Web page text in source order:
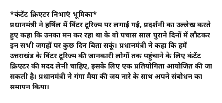
*कंटेंट क्रिएटर निभाएं भूमिका*
प्रधानमंत्री ने हर्षिल में विंटर टूरिज्म पर लगाई गई, प्रदर्शनी का उल्लेख करते
हुए कहा कि उनका मन कर रहा था के वो पचास साल पुराने दिनों में लौटकर
इन सभी जगहों पर कुछ दिन बिता सकूं। प्रधानमंत्री ने कहा कि हमें
उत्तराखंड के विंटर टूरिज्म की जानकारी लोगों तक पहुंचाने के लिए कंटेंट
क्रिएटर की मदद लेनी चाहिए, इसके लिए एक प्रतियोगिता आयोजित की जा
सकती है। प्रधानमंत्री ने गंगा मैया की जय नारे के साथ अपने संबोधन का
समापन किया।